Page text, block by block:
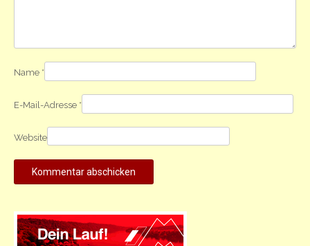
Name *
E-Mail-Adresse *
Website